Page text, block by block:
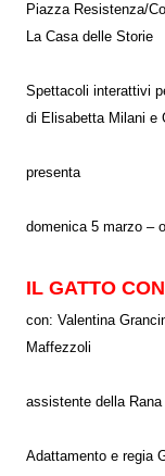
Piazza Resistenza/
La Casa delle Storie
Spettacoli interattivi
di Elisabetta Milani e
presenta
domenica 5 marzo –
IL GATTO
con: Valentina
Maffezzoli
assistente della
Adattamento e regia